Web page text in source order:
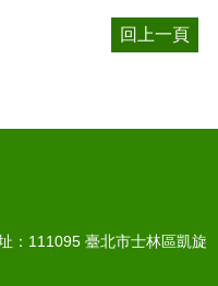
回上一頁
：111095 臺北市士林區凱旋